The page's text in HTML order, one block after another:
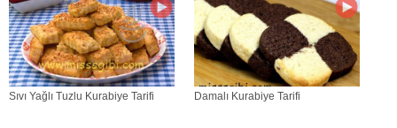
Sıvı Yağlı Tuzlu Kurabiye Tarifi Damalı Kurabiye Tarifi